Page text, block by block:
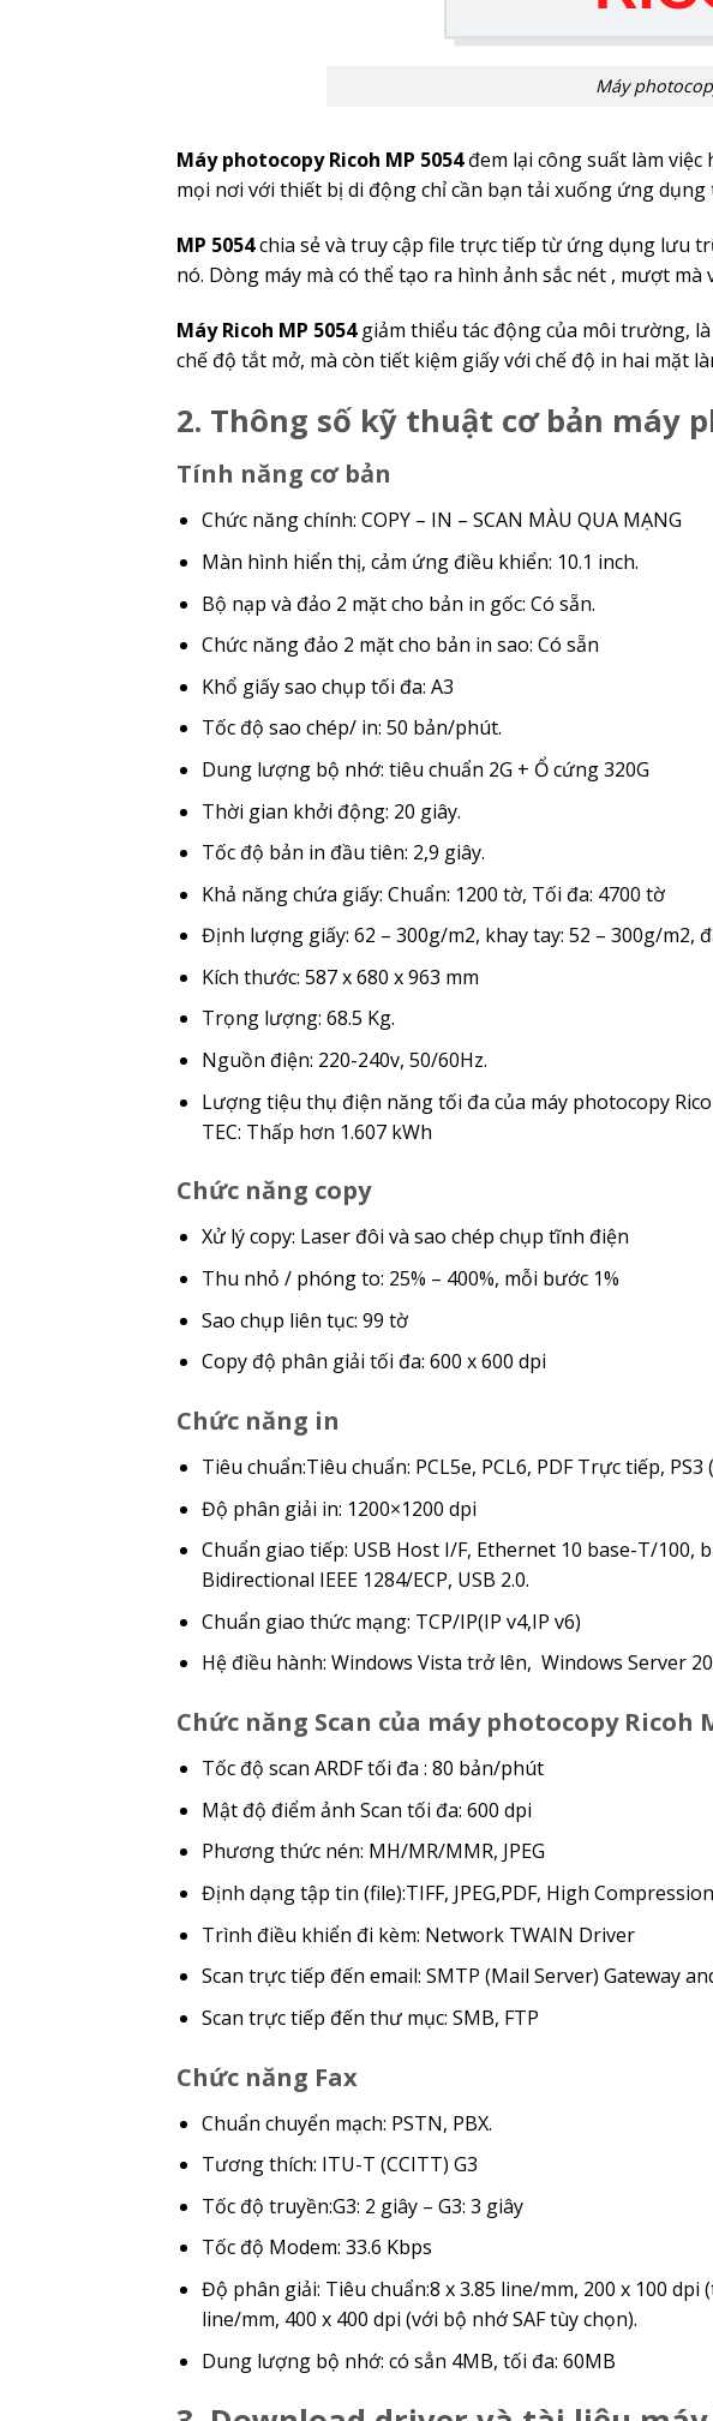
Máy
Máy photocopy Ricoh MP 5054đem lại công suất làm việc
mọi nơi với thiết bị di động chỉ cần bạn tải xuống ứng
MP 5054chia sẻ và truy cập file trực tiếp từ ứng dụng lưu
nó. Dòng máy mà có thể tạo ra hình ảnh sắc nét , mượt
Máy Ricoh MP 5054giảm thiểu tác động của môi trường,
chế độ tắt mở, mà còn tiết kiệm giấy với chế độ in hai mặt
2. Thông số kỹ thuật cơ bản máy
Tính năng cơ bản
Chức năng chính: COPY – IN – SCAN MÀU QUA MẠNG
Màn hình hiển thị, cảm ứng điều khiển: 10.1 inch.
Bộ nạp và đảo 2 mặt cho bản in gốc: Có sẵn.
Chức năng đảo 2 mặt cho bản in sao: Có sẵn
Khổ giấy sao chụp tối đa: A3
Tốc độ sao chép/ in: 50 bản/phút.
Dung lượng bộ nhớ: tiêu chuẩn 2G + Ổ cứng 320G
Thời gian khởi động: 20 giây.
Tốc độ bản in đầu tiên: 2,9 giây.
Khả năng chứa giấy: Chuẩn: 1200 tờ, Tối đa: 4700 tờ
Định lượng giấy: 62 – 300g/m2, khay tay: 52 – 300g/m2,
Kích thước: 587 x 680 x 963 mm
Trọng lượng: 68.5 Kg.
Nguồn điện: 220-240v, 50/60Hz.
Lượng tiệu thụ điện năng tối đa của máy photocopy
TEC: Thấp hơn 1.607 kWh
Chức năng copy
Xử lý copy: Laser đôi và sao chép chụp tĩnh điện
Thu nhỏ / phóng to: 25% – 400%, mỗi bước 1%
Sao chụp liên tục: 99 tờ
Copy độ phân giải tối đa: 600 x 600 dpi
Chức năng in
Tiêu chuẩn:Tiêu chuẩn: PCL5e, PCL6, PDF Trực tiếp,
Độ phân giải in: 1200×1200 dpi
Chuẩn giao tiếp: USB Host I/F, Ethernet 10 base-T/100,
Bidirectional IEEE 1284/ECP, USB 2.0.
Chuẩn giao thức mạng: TCP/IP(IP v4,IP v6)
Hệ điều hành: Windows Vista trở lên, Windows Server
Chức năng Scan của máy photocopy Ricoh
Tốc độ scan ARDF tối đa : 80 bản/phút
Mật độ điểm ảnh Scan tối đa: 600 dpi
Phương thức nén: MH/MR/MMR, JPEG
Định dạng tập tin (file):TIFF, JPEG,PDF, High
Trình điều khiển đi kèm: Network TWAIN Driver
Scan trực tiếp đến email: SMTP (Mail Server) Gateway
Scan trực tiếp đến thư mục: SMB, FTP
Chức năng Fax
Chuẩn chuyển mạch: PSTN, PBX.
Tương thích: ITU-T (CCITT) G3
Tốc độ truyền:G3: 2 giây – G3: 3 giây
Tốc độ Modem: 33.6 Kbps
Độ phân giải: Tiêu chuẩn:8 x 3.85 line/mm, 200 x 100 dpi
line/mm, 400 x 400 dpi (với bộ nhớ SAF tùy chọn).
Dung lượng bộ nhớ: có sẳn 4MB, tối đa: 60MB